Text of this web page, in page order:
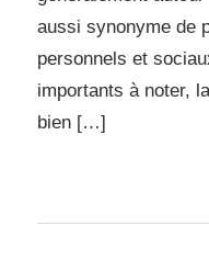
aussi synonyme de
personnels et
importants à noter,
bien […]